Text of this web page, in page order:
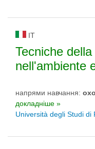
IT
Tecniche
nell'ambiente
напрями навчання:
докладніше »
Università degli Studi di